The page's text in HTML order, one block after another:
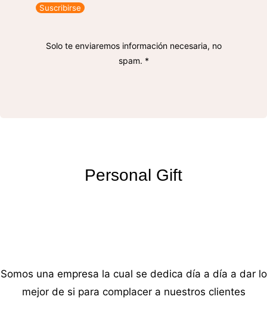
Suscribirse
Solo te enviaremos información necesaria, no
spam. *
Personal Gift
Somos una empresa la cual se dedica día a día a dar lo
mejor de si para complacer a nuestros clientes